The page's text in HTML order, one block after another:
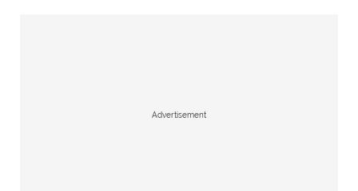
Advertisement